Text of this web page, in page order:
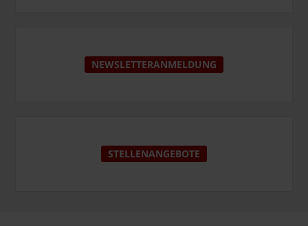
NEWSLETTERANMELDUNG
STELLENANGEBOTE